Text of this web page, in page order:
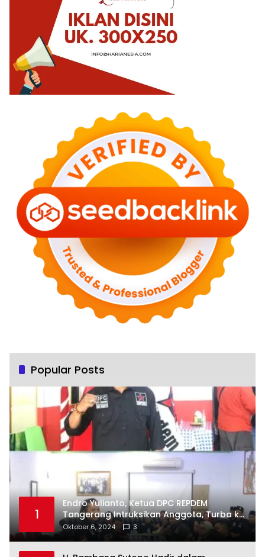
Popular Posts
1
Endro Yulianto, Ketua DPC REPDEM
Tangerang Intruksikan Anggota, Turba ke
Masyarakat Dan Jalani Apa Yang di
Putuskan RAKERCABSUS
Oktober 6, 2024 3